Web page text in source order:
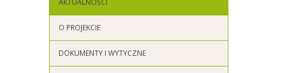
AKTUALNOŚCI
O PROJEKCIE
DOKUMENTY I WYTYCZNE